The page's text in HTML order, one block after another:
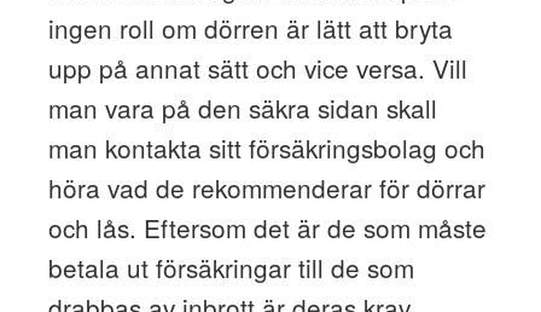
ingen roll om dörren är lätt att bryta
upp på annat sätt och vice versa. Vill
man vara på den säkra sidan skall
man kontakta sitt försäkringsbolag och
höra vad de rekommenderar för dörrar
och lås. Eftersom det är de som måste
betala ut försäkringar till de som